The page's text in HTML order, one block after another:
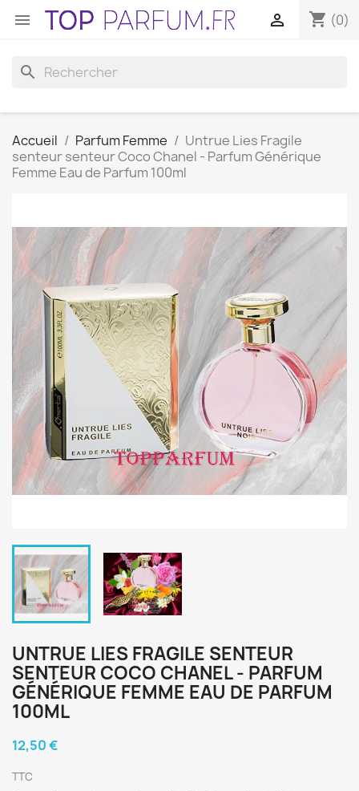
 shopping_cart (0)

search
Accueil Parfum Femme
Untrue Lies Fragile
senteur senteur Coco Chanel - Parfum Générique
Femme Eau de Parfum 100ml
UNTRUE LIES FRAGILE SENTEUR
SENTEUR COCO CHANEL - PARFUM
GÉNÉRIQUE FEMME EAU DE PARFUM
100ML
12,50 €
TTC